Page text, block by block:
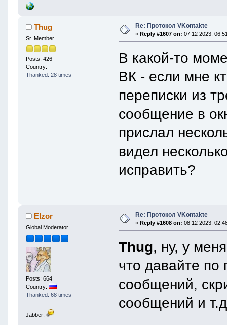
Thug
Sr. Member
Posts: 426
Country:
Thanked: 28 times
Re: Протокол VKontakte
« Reply #1607 on: 07 12 2023,
В какой-то
ВК - если мне
переписки из
сообщение в
прислал
видел
исправить?
Elzor
Global Moderator
Posts: 664
Country:
Thanked: 68 times
Jabber:
Re: Протокол VKontakte
« Reply #1608 on: 08 12 2023,
Thug, ну, у
что давайте по
сообщений,
сообщений и